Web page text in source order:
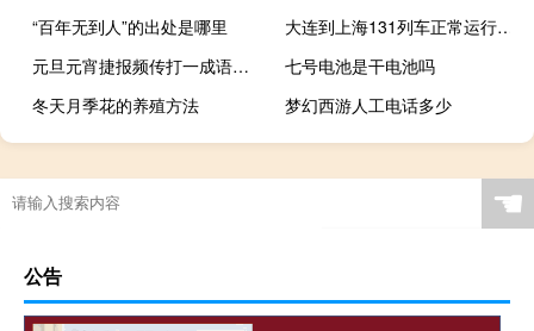
“百年无到人”的出处是哪里
大连到上海131列车正常运行吗（大连到上海旅游团）
元旦元宵捷报频传打一成语是什么（元旦元宵捷报频传打一成语）
七号电池是干电池吗
冬天月季花的养殖方法
梦幻西游人工电话多少
☚
公告